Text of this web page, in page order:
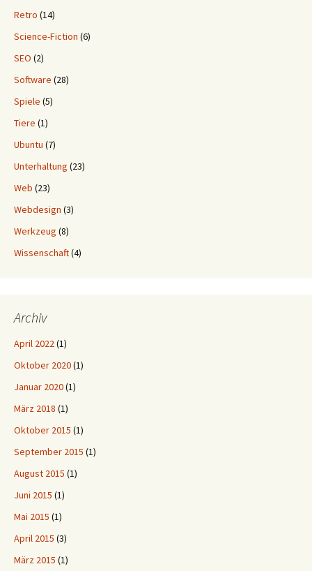
Retro (14)
Science-Fiction (6)
SEO (2)
Software (28)
Spiele (5)
Tiere (1)
Ubuntu (7)
Unterhaltung (23)
Web (23)
Webdesign (3)
Werkzeug (8)
Wissenschaft(4)
Archiv
April 2022(1)
Oktober 2020(1)
Januar 2020(1)
März 2018 (1)
Oktober 2015 (1)
September 2015 (1)
August 2015 (1)
Juni 2015 (1)
Mai 2015 (1)
April 2015 (3)
März 2015 (1)